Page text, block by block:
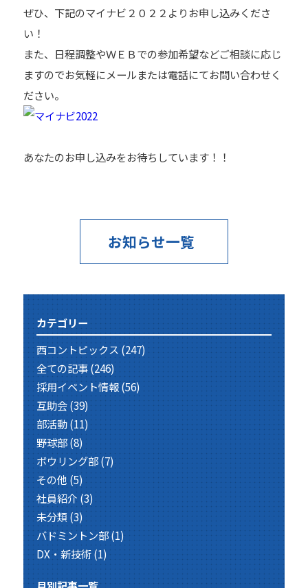
ぜひ、下記のマイナビ２０２２よりお申し込みくださ
い！
また、日程調整やＷＥＢでの参加希望などご相談に応じ
ますのでお気軽にメールまたは電話にてお問い合わせく
ださい。
あなたのお申し込みをお待ちしています！！
お知らせ一覧
カテゴリー
西コントピックス(247)
全ての記事(246)
採用イベント情報(56)
互助会(39)
部活動(11)
野球部(8)
ボウリング部(7)
その他(5)
社員紹介 (3)
未分類(3)
バドミントン部(1)
DX・新技術(1)